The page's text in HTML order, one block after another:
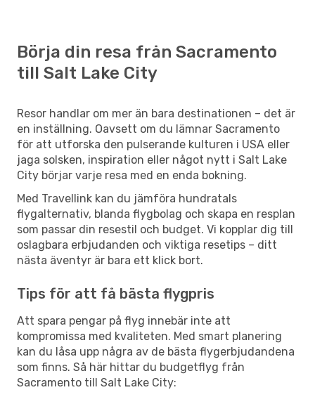
Börja din resa från Sacramento
till Salt Lake City
Resor handlar om mer än bara destinationen – det är
en inställning. Oavsett om du lämnar Sacramento
för att utforska den pulserande kulturen i USA eller
jaga solsken, inspiration eller något nytt i Salt Lake
City börjar varje resa med en enda bokning.
Med Travellink kan du jämföra hundratals
flygalternativ, blanda flygbolag och skapa en resplan
som passar din resestil och budget. Vi kopplar dig till
oslagbara erbjudanden och viktiga resetips – ditt
nästa äventyr är bara ett klick bort.
Tips för att få bästa flygpris
Att spara pengar på flyg innebär inte att
kompromissa med kvaliteten. Med smart planering
kan du låsa upp några av de bästa flygerbjudandena
som finns. Så här hittar du budgetflyg från
Sacramento till Salt Lake City: